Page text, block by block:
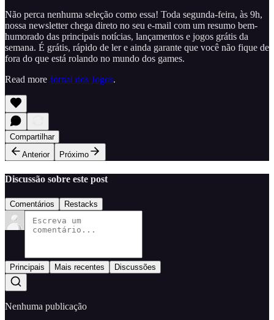
Não perca nenhuma seleção como essa! Toda segunda-feira, às 9h,
nossa newsletter chega direto no seu e-mail com um resumo bem-
humorado das principais notícias, lançamentos e jogos grátis da
semana. É grátis, rápido de ler e ainda garante que você não fique de
fora do que está rolando no mundo dos games.
Read more Jornal dos Jogos.
Compartilhar
Anterior
Próximo
Discussão sobre este post
Comentários Restacks
Principais Mais recentes Discussões
Nenhuma publicação